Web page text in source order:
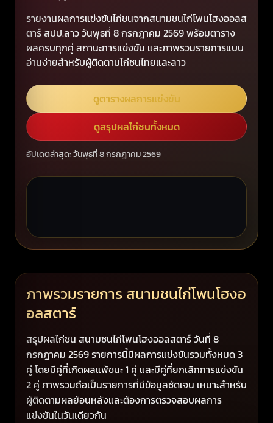
รายงานผลการแข่งขันไก่ชนจากสนามชนไก่โพนโฮงออลส
ตาร์ สปป.ลาว วันพุธที่ 8 กรกฎาคม 2569 พร้อมตาราง
ผลครบทุกคู่ สถานะการแข่งขัน และภาพรวมรายการแบบ
อ่านง่ายสำหรับผู้ติดตามไก่ชนไทยและลาว
ดูตารางผลการแข่งขัน
ดูสรุปผลไก่ชนทั้งหมด
อัปเดตล่าสุด: วันพุธที่ 8 กรกฎาคม 2569
ภาพรวมรายการ สนามชนไก่โพนโฮงอ
อลสตาร์
สรุปผลไก่ชน สนามชนไก่โพนโฮงออลสตาร์ วันที่ 8
กรกฎาคม 2569 รายการนี้มีผลการแข่งขันรวมทั้งหมด 3
คู่ โดยมีคู่ที่เกิดผลแพ้ชนะ 1 คู่ และมีคู่ที่ยกเลิกการแข่งขัน
2 คู่ ภาพรวมถือเป็นรายการที่มีข้อมูลชัดเจน เหมาะสำหรับ
ผู้ติดตามผลย้อนหลังและต้องการตรวจสอบผลการ
แข่งขันในวันเดียวกัน